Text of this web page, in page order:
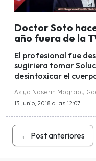
Doctor Soto
año fuera de la
El profesional fue
sugiriera tomar
desintoxicar el
Asiya Naserin Mograby
13 junio, 2018 a las 12:07
← Post anteriores